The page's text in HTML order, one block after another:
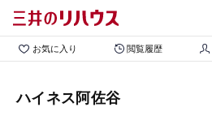
お気に入り 閲覧履歴
ハイネス阿佐谷